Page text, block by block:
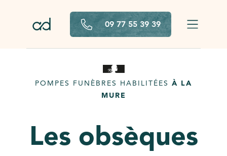
09 77 55 39 39
POMPES FUNÈBRES HABILITÉES À LA
MURE
Les obsèques